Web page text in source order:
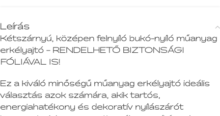
Leírás
Kétszárnyú, középen felnyíló bukó-nyíló műanyag
erkélyajtó – RENDELHETŐ BIZTONSÁGI
FÓLIÁVAL IS!
Ez a kiváló minőségű műanyag erkélyajtó ideális
választás azok számára, akik tartós,
energiahatékony és dekoratív nyílászárót